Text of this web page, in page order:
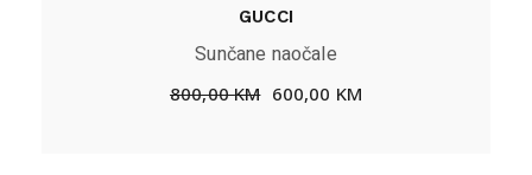
GUCCI
Sunčane naočale
800,00KM 600,00 KM